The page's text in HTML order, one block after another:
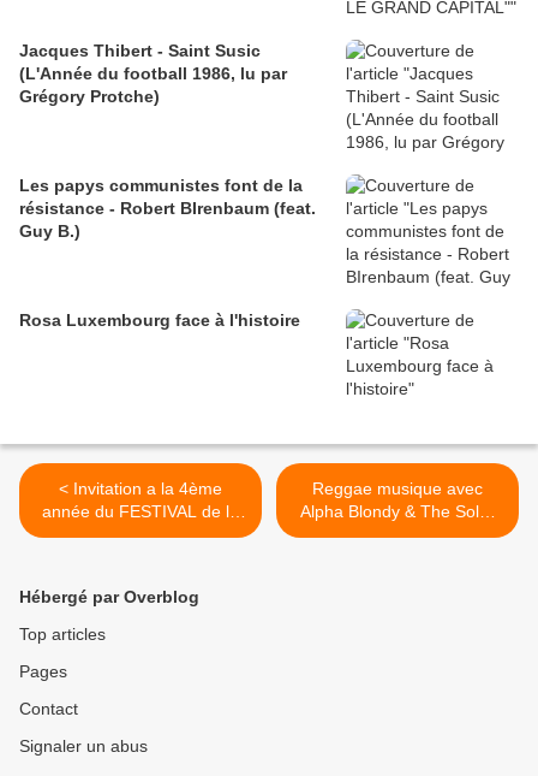
Jacques Thibert - Saint Susic
(L'Année du football 1986, lu par
Grégory Protche)
Les papys communistes font de la
résistance - Robert BIrenbaum (feat.
Guy B.)
Rosa Luxembourg face à l'histoire
< Invitation a la 4ème
année du FESTIVAL de la
DIVERSITÉ. RDV le 20
- Entrée Gratuite
Reggae musique avec
Alpha Blondy & The Solar
System : Live In Peace Tour
Hébergé par Overblog
Top articles
Pages
Contact
Signaler un abus